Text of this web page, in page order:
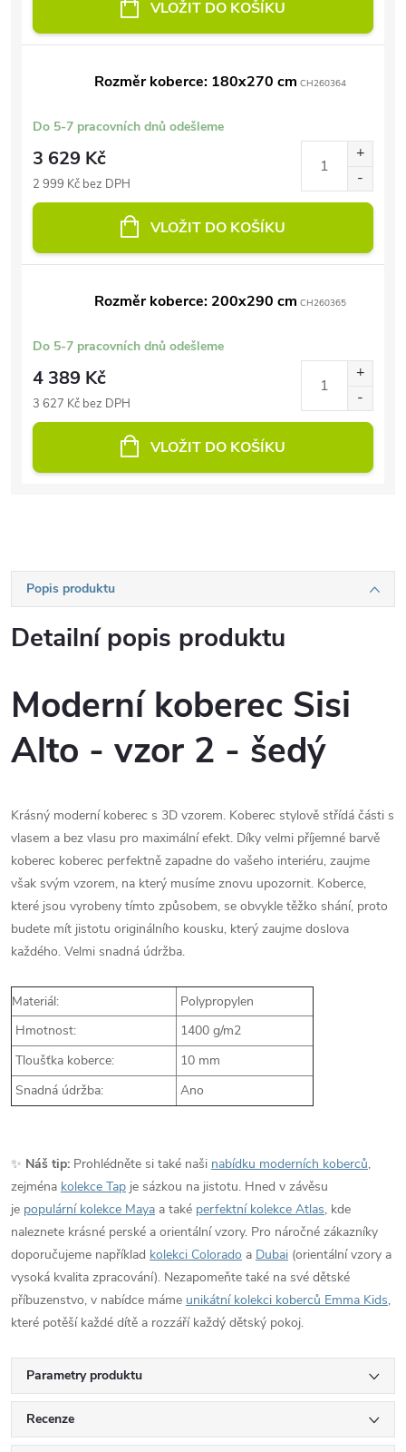
VLOŽIT DO KOŠÍKU
Rozměr koberce: 180x270 cm CH260364
Do 5-7 pracovních dnů odešleme
3 629 Kč
2 999 Kč bez DPH
VLOŽIT DO KOŠÍKU
Rozměr koberce: 200x290 cm CH260365
Do 5-7 pracovních dnů odešleme
4 389 Kč
3 627 Kč bez DPH
VLOŽIT DO KOŠÍKU
Popis produktu
Detailní popis produktu
Moderní koberec Sisi
Alto - vzor 2 - šedý
Krásný moderní koberec s 3D vzorem. Koberec stylově střídá části s
vlasem a bez vlasu pro maximální efekt. Díky velmi příjemné barvě
koberec koberec perfektně zapadne do vašeho interiéru, zaujme
však svým vzorem, na který musíme znovu upozornit. Koberce,
které jsou vyrobeny tímto způsobem, se obvykle těžko shání, proto
budete mít jistotu originálního kousku, který zaujme doslova
každého. Velmi snadná údržba.
Materiál:
Polypropylen
Hmotnost:
1400 g/m2
Tloušťka koberce:
10 mm
Snadná údržba:
Ano
✨ Náš tip: Prohlédněte si také naši nabídku moderních koberců,
zejména kolekce Tap je sázkou na jistotu. Hned v závěsu
je populární kolekce Maya a také perfektní kolekce Atlas, kde
naleznete krásné perské a orientální vzory. Pro náročné zákazníky
doporučujeme například kolekci Colorado a Dubai (orientální vzory a
vysoká kvalita zpracování). Nezapomeňte také na své dětské
příbuzenstvo, v nabídce máme unikátní kolekci koberců Emma Kids,
které potěší každé dítě a rozzáří každý dětský pokoj.
Parametry produktu
Recenze